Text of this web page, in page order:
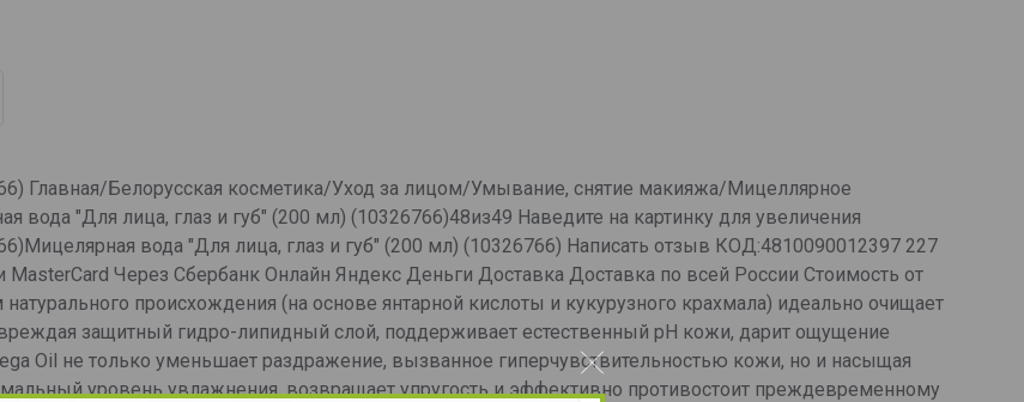
Главная/Белорусская косметика/Уход за лицом/Умывание, снятие макияжа/Мицеллярное
"Для лица, глаз и губ" (200 мл) (10326766)48из49 Наведите на картинку для увеличения
вода "Для лица, глаз и губ" (200 мл) (10326766) Написать отзыв КОД:4810090012397 227
Через Сбербанк Онлайн Яндекс Деньги Доставка Доставка по всей России Стоимость от
происхождения (на основе янтарной кислоты и кукурузного крахмала) идеально очищает
защитный гидро-липидный слой, поддерживает естественный pH кожи, дарит ощущение
Oil не только уменьшает раздражение, вызванное гиперчувствительностью кожи, но и насыщая
уровень увлажнения, возвращает упругость и эффективно противостоит преждевременному